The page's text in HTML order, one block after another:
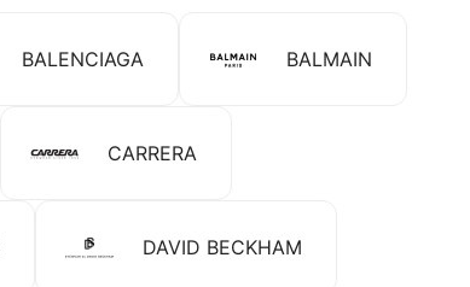
BALENCIAGA BALMAIN
CARRERA
DAVID BECKHAM